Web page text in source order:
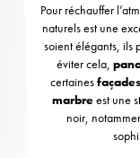
Pour réchauffer
naturels est une
soient élégants, ils
éviter cela,
certaines
marbreest une
noir,